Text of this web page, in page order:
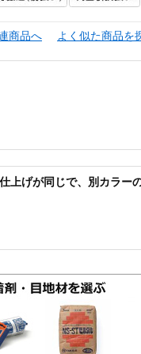
商品へ よく似た商品を
上げが同じで、別カラー